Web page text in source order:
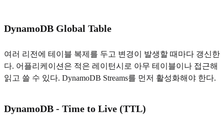
DynamoDB Global Table
여러 리전에 테이블 복제를 두고 변경이 발생할 때마다 갱신한
다. 어플리케이션은 적은 레이턴시로 아무 테이블이나 접근해
읽고 쓸 수 있다. DynamoDB Streams를 먼저 활성화해야 한다.
DynamoDB - Time to Live (TTL)